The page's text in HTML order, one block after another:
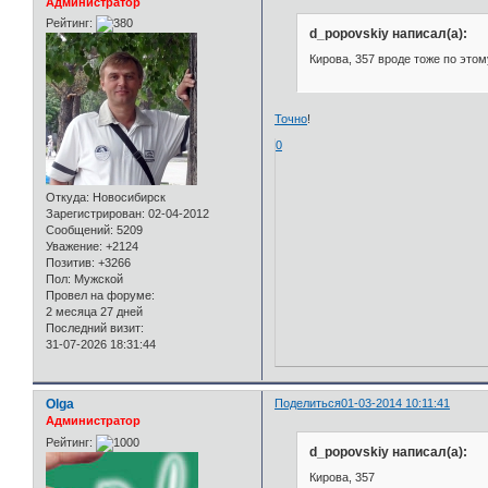
Рейтинг:
Откуда: Новосибирск
Зарегистрирован: 02-04-2012
Сообщений: 5209
Уважение: +2124
Позитив: +3266
Пол: Мужской
Провел на форуме:
2 месяца 27 дней
Последний визит:
31-07-2026 18:31:44
d_popovskiy написал(а):
Кирова, 357 вроде тоже по
Точно!
0
Поделиться01-03-2014 10:11:41
Olga
Администратор
Рейтинг:
d_popovskiy написал(а):
Кирова, 357